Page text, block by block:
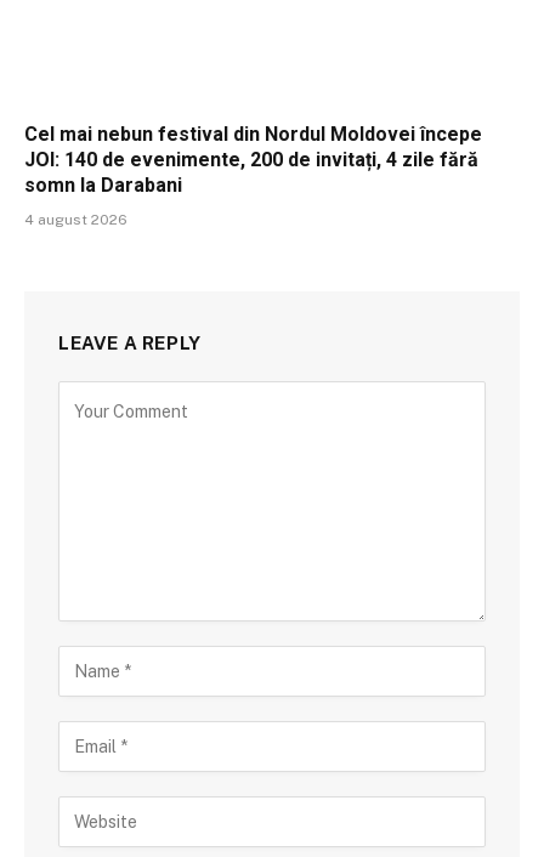
Cel mai nebun festival din Nordul Moldovei începe
JOI: 140 de evenimente, 200 de invitați, 4 zile fără
somn la Darabani
4 august 2026
LEAVE A REPLY